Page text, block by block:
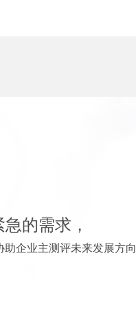
的需求，
企业主测评未来发展方向